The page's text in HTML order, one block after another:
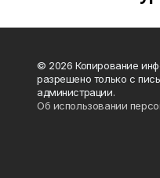
© 2026 Копирование
разрешено только с
администрации.
Об использовании